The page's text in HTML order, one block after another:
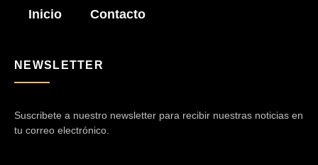
Inicio Contacto
NEWSLETTER
Suscribete a nuestro newsletter para recibir nuestras noticias en
tu correo electrónico.